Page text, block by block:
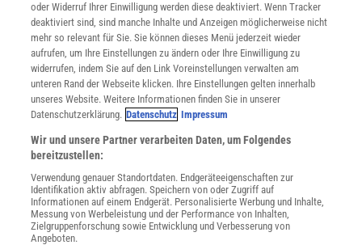
WEITERE NEUERSCHEINUNGEN SPEKTRUM SHOP
Spektrum.de-Newsletter abonnieren
JETZT ANMELDEN!
Sie können unsere Newsletter jederzeit wieder abbestellen. Infos zu unserem Umgang
mit Ihren personenbezogenen Daten finden Sie in unsererDatenschutzerklärung
oder Widerruf Ihrer Einwilligung werden diese deaktiviert. Wenn Tracker
deaktiviert sind, sind manche Inhalte und Anzeigen möglicherweise nicht
mehr so relevant für Sie. Sie können dieses Menü jederzeit wieder
aufrufen, um Ihre Einstellungen zu ändern oder Ihre Einwilligung zu
widerrufen, indem Sie auf den Link Voreinstellungen verwalten am
unteren Rand der Webseite klicken. Ihre Einstellungen gelten innerhalb
unseres Website. Weitere Informationen finden Sie in unserer
Datenschutzerklärung. Datenschutz Impressum
Wir und unsere Partner verarbeiten Daten, um Folgendes
bereitzustellen:
Verwendung genauer Standortdaten. Endgeräteeigenschaften zur
Identifikation aktiv abfragen. Speichern von oder Zugriff auf
Informationen auf einem Endgerät. Personalisierte Werbung und Inhalte,
Messung von Werbeleistung und der Performance von Inhalten,
Zielgruppenforschung sowie Entwicklung und Verbesserung von
Angeboten.